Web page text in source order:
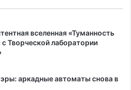
вселенная «Туманность
Творческой лаборатории
аркадные автоматы снова в